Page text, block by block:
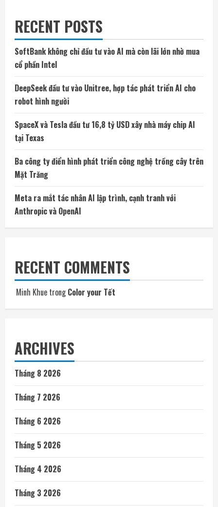
RECENT POSTS
SoftBank không chỉ đầu tư vào AI mà còn lãi lớn nhờ mua
cổ phần Intel
DeepSeek đầu tư vào Unitree, hợp tác phát triển AI cho
robot hình người
SpaceX và Tesla đầu tư 16,8 tỷ USD xây nhà máy chip AI
tại Texas
Ba công ty điển hình phát triển công nghệ trồng cây trên
Mặt Trăng
Meta ra mắt tác nhân AI lập trình, cạnh tranh với
Anthropic và OpenAI
RECENT COMMENTS
Minh Khue trongColor your Tết
ARCHIVES
Tháng 8 2026
Tháng 7 2026
Tháng 6 2026
Tháng 5 2026
Tháng 4 2026
Tháng 3 2026